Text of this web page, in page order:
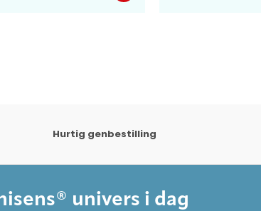
Hurtig genbestilling
univers i dag